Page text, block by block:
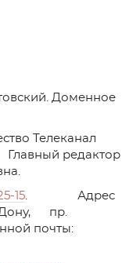
Доменное
Телеканал
редактор
15. Адрес
Дону, пр.
почты: